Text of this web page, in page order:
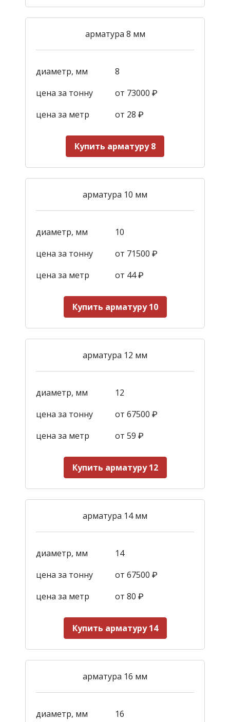
арматура 8 мм
диаметр, мм
8
цена за тонну
от 73000 ₽
цена за метр
от 28 ₽
Купить арматуру 8
арматура 10 мм
диаметр, мм
10
цена за тонну
от 71500 ₽
цена за метр
от 44₽
Купить арматуру 10
арматура 12 мм
диаметр, мм
12
цена за тонну
от 67500 ₽
цена за метр
от 59 ₽
Купить арматуру 12
арматура 14 мм
диаметр, мм
14
цена за тонну
от 67500 ₽
цена за метр
от 80 ₽
Купить арматуру 14
арматура 16 мм
диаметр, мм 16